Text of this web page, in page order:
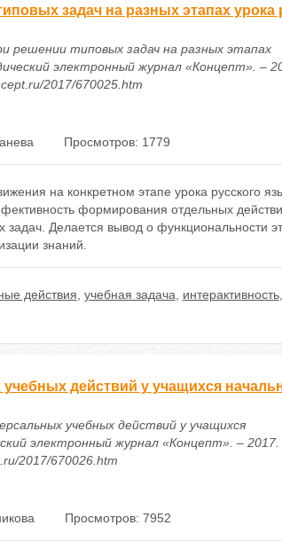
задач на разных этапах урока
решении типовых задач на разных этапах
электронный журнал «Концепт». –
2017/670025.htm
Просмотров: 1779
на конкретном этапе урока русского
формирования отдельных
Делается вывод о функциональности
знаний.
действия учебная задача интерактивность,
действий у учащихся
учебных действий у учащихся
электронный журнал «Концепт». – 2017.
2017/670026.htm
Просмотров: 7952